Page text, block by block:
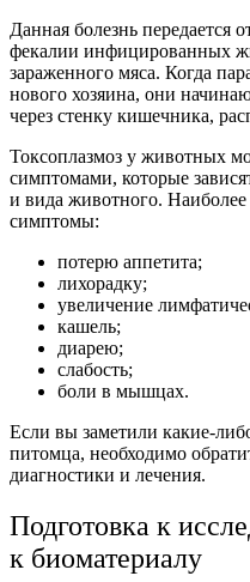
Данная болезнь передается
фекалии инфицированных
зараженного мяса. Когда
нового хозяина, они
через стенку кишечника,
Токсоплазмоз у животных
симптомами, которые
и вида животного.
симптомы:
потерю аппетита;
лихорадку;
увеличение
кашель;
диарею;
слабость;
боли в мышцах.
Если вы заметили какие-
питомца, необходимо
диагностики и лечения.
Подготовка к
к биоматериалу